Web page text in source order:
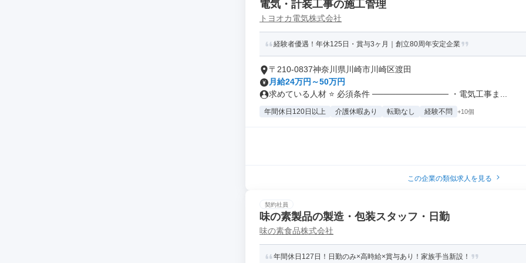
電気・計装工事の施工管理
トヨオカ電気株式会社
経験者優遇！年休125日・賞与3ヶ月｜創立80周年安定企業
〒210-0837神奈川県川崎市川崎区渡田
月給24万円～50万円
求めている人材 ⭐ 必須条件 ───────────── ・電気工事ま...
年間休日120日以上 介護休暇あり 転勤なし 経験不問 +10個
この企業の類似求人を見る
契約社員
味の素製品の製造・包装スタッフ・日勤
味の素食品株式会社
年間休日127日！日勤のみ×高時給×賞与あり！家族手当新設！